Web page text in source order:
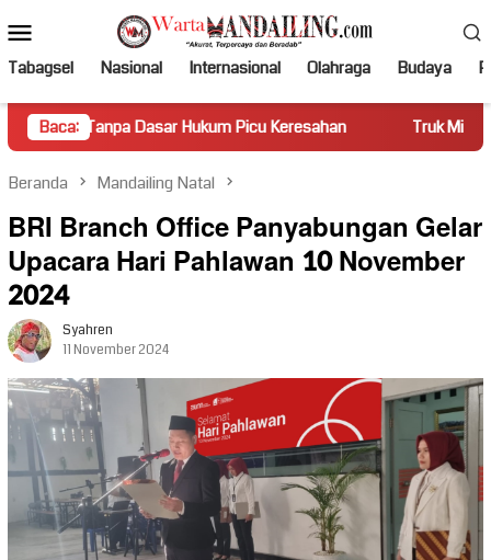
ke
kontenMobile
Tabagsel Nasional Internasional Olahraga Budaya
Baca:
Dasar Hukum Picu Keresahan Truk Miring Hambat
Beranda Mandailing Natal
BRI Branch Office Panyabungan Gelar
Upacara Hari Pahlawan 10 November
2024
Syahren
11 November 2024